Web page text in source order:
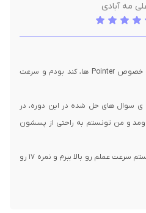
مه آبادی
من توی مبحث Pointer و Files به خصوص Pointer ها، کند بودم و سرعت
ی سوال های حل شده در این دوره، در
اومد و من تونستم به راحتی از پسشون
به لطف نکات شما در این دوره تونستم سرعت عملم رو بالا ببرم و نمره 17 رو